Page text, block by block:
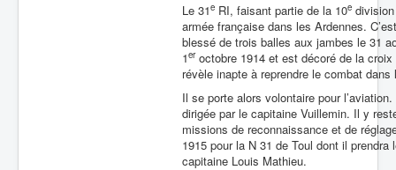
Le 31e RI, faisant partie de la 10e
armée française dans les Ardennes.
blessé de trois balles aux jambes le 31
1er octobre 1914 et est décoré de la
révèle inapte à reprendre le combat dans
Il se porte alors volontaire pour
dirigée par le capitaine Vuillemin. Il y
missions de reconnaissance et de
1915 pour la N 31 de Toul dont il
capitaine Louis Mathieu.